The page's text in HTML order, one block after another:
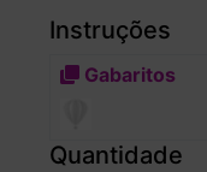
Instruções
Gabaritos
Quantidade